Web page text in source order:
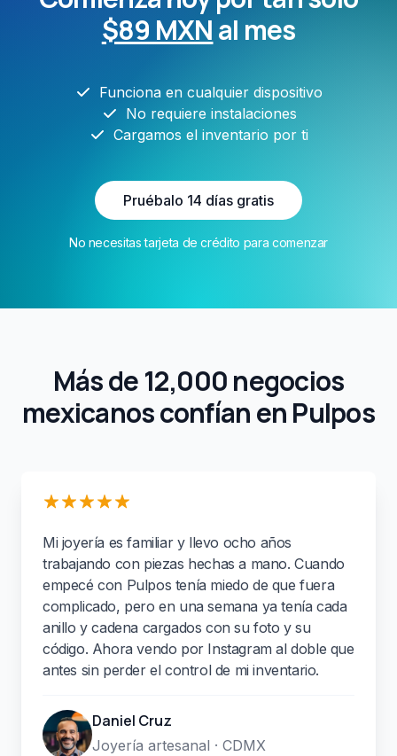
$89 MXNal mes
Funciona en cualquier dispositivo
No requiere instalaciones
Cargamos el inventario por ti
Pruébalo 14 días gratis
No necesitas tarjeta de crédito para comenzar
Más de 12,000 negocios
mexicanos confían en Pulpos
Mi joyería es familiar y llevo ocho años
trabajando con piezas hechas a mano. Cuando
empecé con Pulpos tenía miedo de que fuera
complicado, pero en una semana ya tenía cada
anillo y cadena cargados con su foto y su
código. Ahora vendo por Instagram al doble que
antes sin perder el control de mi inventario.
Daniel Cruz
Joyería artesanal · CDMX